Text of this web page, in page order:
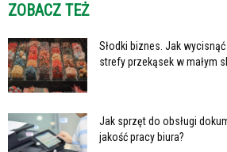
ZOBACZ TEŻ
Słodki biznes. Jak
strefy przekąsek w małym
Jak sprzęt do obsługi
jakość pracy biura?